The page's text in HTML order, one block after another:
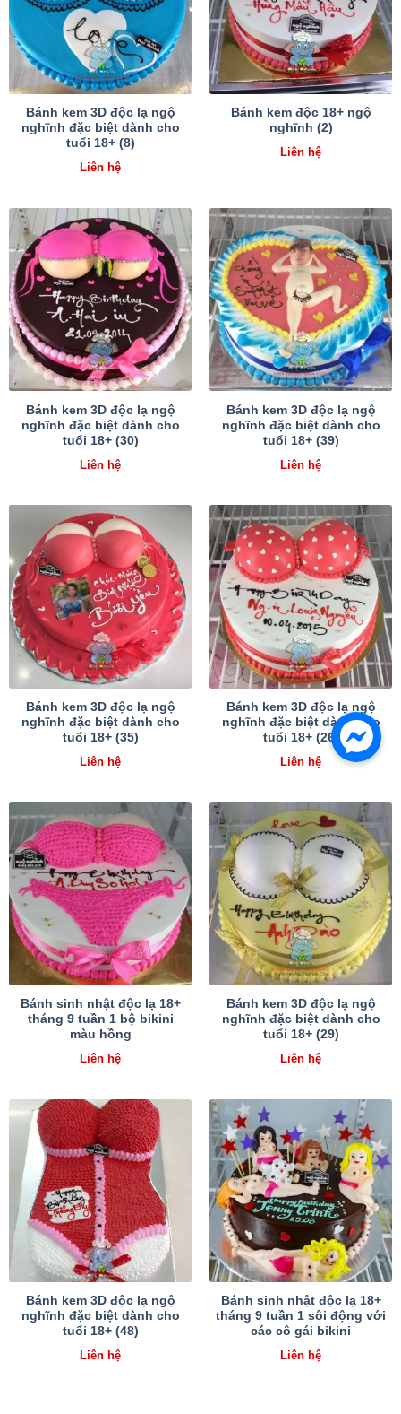
Bánh kem 3D độc lạ ngộ
nghĩnh đặc biệt dành cho
tuổi 18+ (8)
Liên hệ
Bánh kem độc 18+ ngộ
nghĩnh (2)
Liên hệ
Bánh kem 3D độc lạ ngộ
nghĩnh đặc biệt dành cho
tuổi 18+ (30)
Liên hệ
Bánh kem 3D độc lạ ngộ
nghĩnh đặc biệt dành cho
tuổi 18+ (39)
Liên hệ
Bánh kem 3D độc lạ ngộ
nghĩnh đặc biệt dành cho
tuổi 18+ (35)
Liên hệ
Bánh kem 3D độc lạ ngộ
nghĩnh đặc biệt dành cho
tuổi 18+ (26)
Liên hệ
Bánh sinh nhật độc lạ 18+
tháng 9 tuần 1 bộ bikini
màu hồng
Liên hệ
Bánh kem 3D độc lạ ngộ
nghĩnh đặc biệt dành cho
tuổi 18+ (29)
Liên hệ
Bánh kem 3D độc lạ ngộ
nghĩnh đặc biệt dành cho
tuổi 18+ (48)
Liên hệ
Bánh sinh nhật độc lạ 18+
tháng 9 tuần 1 sôi động với
các cô gái bikini
Liên hệ